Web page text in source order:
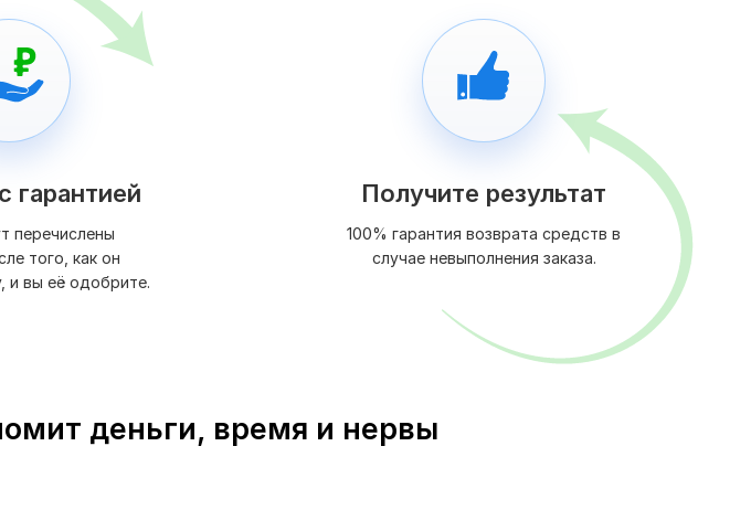
гарантией
перечислены
того, как он
и вы её одобрите.
Получите результат
100% гарантия возврата средств в
случае невыполнения заказа.
деньги, время и нервы